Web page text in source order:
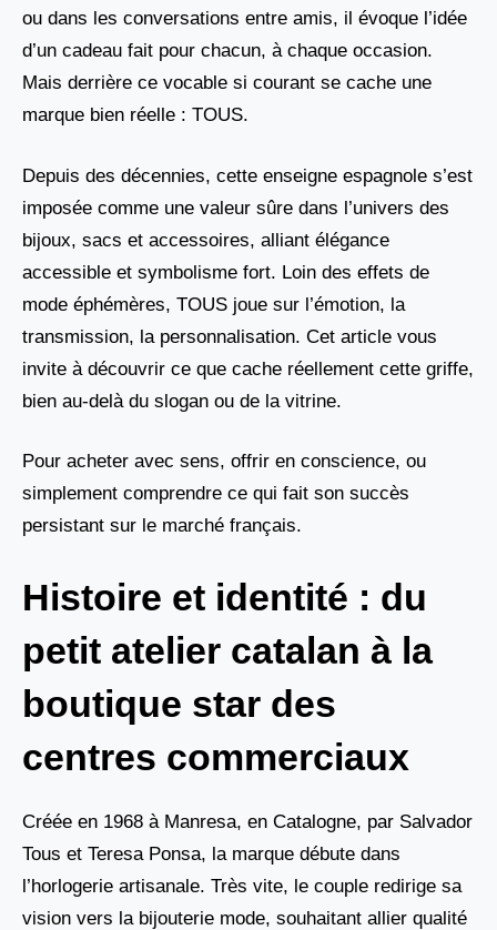
ou dans les conversations entre amis, il évoque l’idée
d’un cadeau fait pour chacun, à chaque occasion.
Mais derrière ce vocable si courant se cache une
marque bien réelle : TOUS.
Depuis des décennies, cette enseigne espagnole s’est
imposée comme une valeur sûre dans l’univers des
bijoux, sacs et accessoires, alliant élégance
accessible et symbolisme fort. Loin des effets de
mode éphémères, TOUS joue sur l’émotion, la
transmission, la personnalisation. Cet article vous
invite à découvrir ce que cache réellement cette griffe,
bien au-delà du slogan ou de la vitrine.
Pour acheter avec sens, offrir en conscience, ou
simplement comprendre ce qui fait son succès
persistant sur le marché français.
Histoire et identité : du
petit atelier catalan à la
boutique star des
centres commerciaux
Créée en 1968 à Manresa, en Catalogne, par Salvador
Tous et Teresa Ponsa, la marque débute dans
l’horlogerie artisanale. Très vite, le couple redirige sa
vision vers la bijouterie mode, souhaitant allier qualité